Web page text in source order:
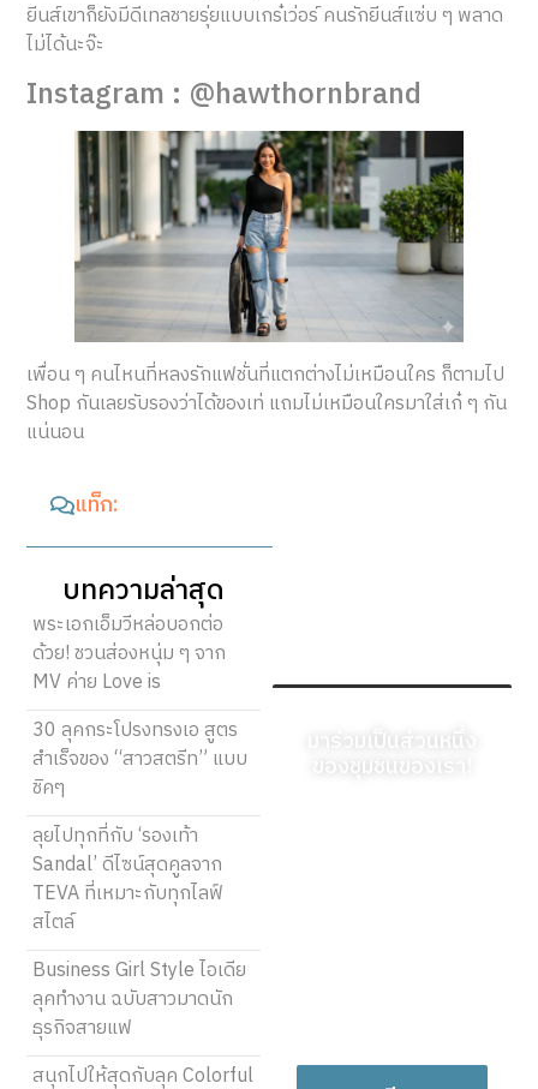
ยีนส์เขาก็ยังมีดีเทลชายรุ่ยแบบเกร๋เว่อร์ คนรักยีนส์แซ่บ ๆ พลาด
ไม่ได้นะจ๊ะ
Instagram : @hawthornbrand
เพื่อน ๆ คนไหนที่หลงรักแฟชั่นที่แตกต่างไม่เหมือนใคร ก็ตามไป
Shop กันเลยรับรองว่าได้ของเท่ แถมไม่เหมือนใครมาใส่เก๋ ๆ กัน
แน่นอน
แท็ก:
บทความล่าสุด
พระเอกเอ็มวีหล่อบอกต่อ
ด้วย! ชวนส่องหนุ่ม ๆ จาก
MV ค่าย Love is
30 ลุคกระโปรงทรงเอ สูตร
สำเร็จของ “สาวสตรีท” แบบ
ชิคๆ
ลุยไปทุกที่กับ ‘รองเท้า
Sandal’ ดีไซน์สุดคูลจาก
TEVA ที่เหมาะกับทุกไลฟ์
สไตล์
Business Girl Style ไอเดีย
ลุคทำงาน ฉบับสาวมาดนัก
ธุรกิจสายแฟ
สนุกไปให้สุดกับลุค Colorful
มาร่วมเป็นส่วนหนึ่ง
ของชุมชนของเรา!